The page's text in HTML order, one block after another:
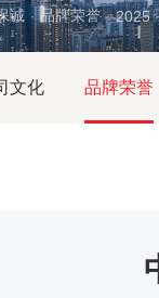
诚 · 品牌荣誉 · 2025
文化 品牌荣誉